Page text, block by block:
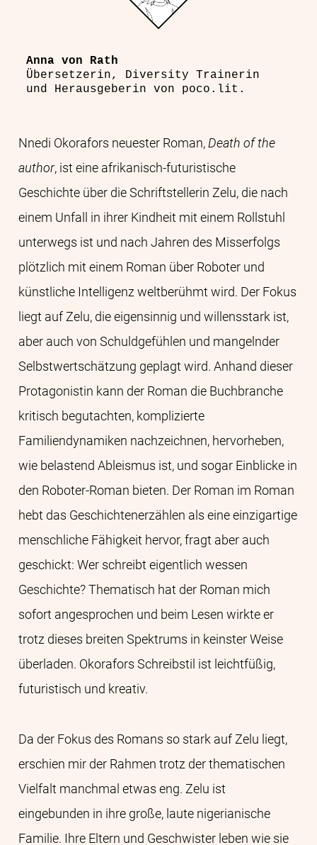
Anna von Rath
Übersetzerin, Diversity Trainerin
und Herausgeberin von poco.lit.
Nnedi Okorafors neuester Roman, Death of the
author, ist eine afrikanisch-futuristische
Geschichte über die Schriftstellerin Zelu, die nach
einem Unfall in ihrer Kindheit mit einem Rollstuhl
unterwegs ist und nach Jahren des Misserfolgs
plötzlich mit einem Roman über Roboter und
künstliche Intelligenz weltberühmt wird. Der Fokus
liegt auf Zelu, die eigensinnig und willensstark ist,
aber auch von Schuldgefühlen und mangelnder
Selbstwertschätzung geplagt wird. Anhand dieser
Protagonistin kann der Roman die Buchbranche
kritisch begutachten, komplizierte
Familiendynamiken nachzeichnen, hervorheben,
wie belastend Ableismus ist, und sogar Einblicke in
den Roboter-Roman bieten. Der Roman im Roman
hebt das Geschichtenerzählen als eine einzigartige
menschliche Fähigkeit hervor, fragt aber auch
geschickt: Wer schreibt eigentlich wessen
Geschichte? Thematisch hat der Roman mich
sofort angesprochen und beim Lesen wirkte er
trotz dieses breiten Spektrums in keinster Weise
überladen. Okorafors Schreibstil ist leichtfüßig,
futuristisch und kreativ.
Da der Fokus des Romans so stark auf Zelu liegt,
erschien mir der Rahmen trotz der thematischen
Vielfalt manchmal etwas eng. Zelu ist
eingebunden in ihre große, laute nigerianische
Familie. Ihre Eltern und Geschwister leben wie sie